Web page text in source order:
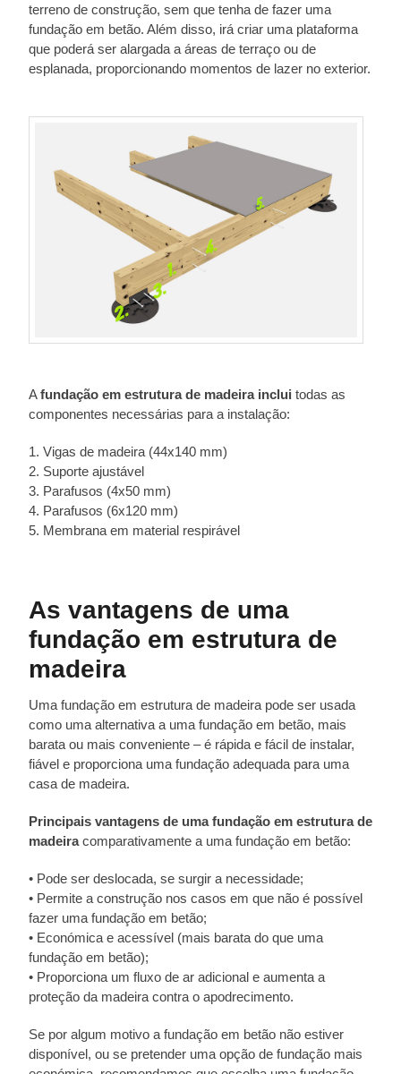
terreno de construção, sem que tenha de fazer uma
fundação em betão. Além disso, irá criar uma plataforma
que poderá ser alargada a áreas de terraço ou de
esplanada, proporcionando momentos de lazer no exterior.
Afundação em estrutura de madeira inclui todas as
componentes necessárias para a instalação:
1. Vigas de madeira (44x140 mm)
2. Suporte ajustável
3. Parafusos (4x50 mm)
4. Parafusos (6x120 mm)
5. Membrana em material respirável
As vantagens de uma
fundação em estrutura de
madeira
Uma fundação em estrutura de madeira pode ser usada
como uma alternativa a uma fundação em betão, mais
barata ou mais conveniente – é rápida e fácil de instalar,
fiável e proporciona uma fundação adequada para uma
casa de madeira.
Principais vantagens de uma fundação em estrutura de
madeiracomparativamente a uma fundação em betão:
• Pode ser deslocada, se surgir a necessidade;
• Permite a construção nos casos em que não é possível
fazer uma fundação em betão;
• Económica e acessível (mais barata do que uma
fundação em betão);
• Proporciona um fluxo de ar adicional e aumenta a
proteção da madeira contra o apodrecimento.
Se por algum motivo a fundação em betão não estiver
disponível, ou se pretender uma opção de fundação mais